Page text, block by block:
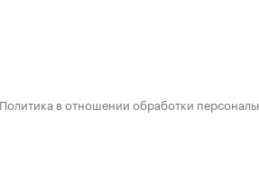
Политика в отношении обработки